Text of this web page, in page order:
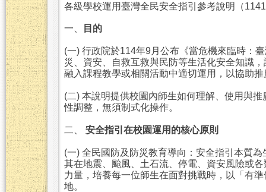
各級學校運用臺灣全民安全指引參考說明（
一、 目的
(一) 行政院於114年9月公布《當危機來臨時：
災、資安、自救互救與民防等生活化安全知識
融入課程教學或相關活動中適切運用，以協助
(二) 本說明提供校園內師生如何理解、使用與
性調整，無須制式化操作。
二、 安全指引在校園運用的核心原則
(一) 全民國防及防災教育導向：安全指引本質
其在地震、颱風、土石流、停電、資安風險或
力量，培養每一位師生在面對挑戰時，以「有
地。